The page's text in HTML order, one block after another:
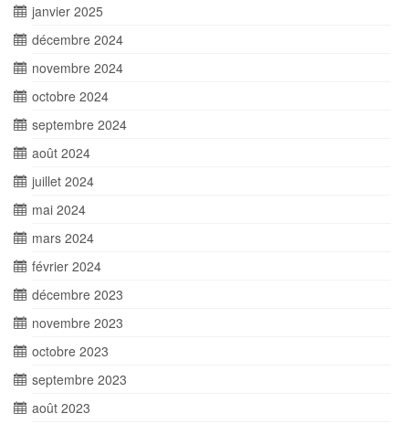
janvier 2025
décembre 2024
novembre 2024
octobre 2024
septembre 2024
août 2024
juillet 2024
mai 2024
mars 2024
février 2024
décembre 2023
novembre 2023
octobre 2023
septembre 2023
août 2023